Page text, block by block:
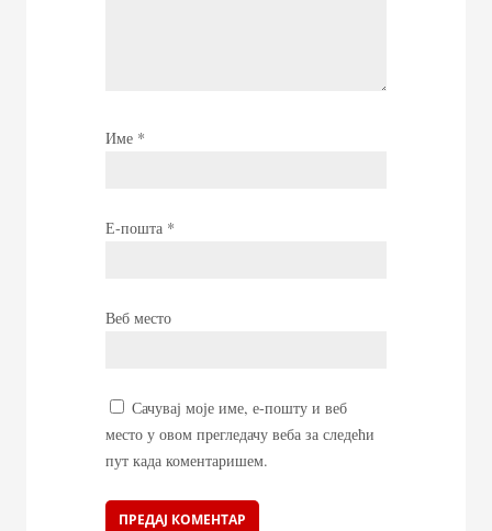
Име *
Е-пошта *
Веб место
Сачувај моје име, е-пошту и веб
место у овом прегледачу веба за следећи
пут када коментаришем.